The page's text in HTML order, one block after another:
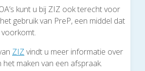
kunt u bij ZIZ ook terecht voor
gebruik van PreP, een middel dat
ZIZvindt u meer informatie over
het maken van een afspraak.